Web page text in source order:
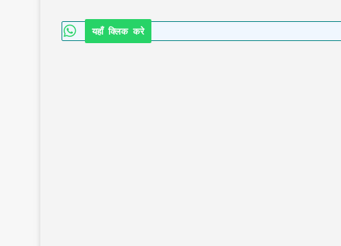
यहाँ क्लिक करे